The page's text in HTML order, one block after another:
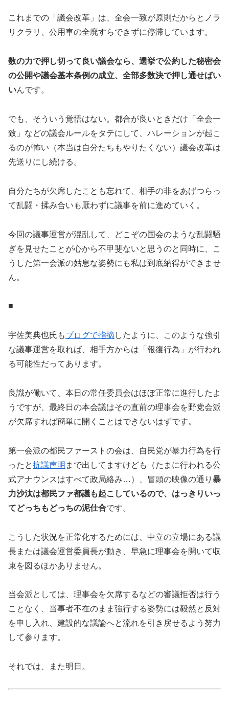
これまでの「議会改革」は、全会一致が原則だからとノラ
リクラリ、公用車の全廃すらできずに停滞しています。
数の力で押し切って良い議会なら、選挙で公約した秘密会
の公開や議会基本条例の成立、全部多数決で押し通せばい
いんです。
でも、そういう覚悟はない。都合が良いときだけ「全会一
致」などの議会ルールをタテにして、ハレーションが起こ
るのが怖い（本当は自分たちもやりたくない）議会改革は
先送りにし続ける。
自分たちが欠席したことも忘れて、相手の非をあげつらっ
て乱闘・揉み合いも厭わずに議事を前に進めていく。
今回の議事運営が混乱して、どこぞの国会のような乱闘騒
ぎを見せたことが心から不甲斐ないと思うのと同時に、こ
うした第一会派の姑息な姿勢にも私は到底納得ができませ
ん。
■
宇佐美典也氏もブログで指摘したように、このような強引
な議事運営を取れば、相手方からは「報復行為」が行われ
る可能性だってあります。
良識が働いて、本日の常任委員会はほぼ正常に進行したよ
うですが、最終日の本会議はその直前の理事会を野党会派
が欠席すれば簡単に開くことはできないはずです。
第一会派の都民ファーストの会は、自民党が暴力行為を行
ったと抗議声明 まで出してますけども（たまに行われる公
式アナウンスはすべて政局絡み…）、冒頭の映像の通り 暴
力沙汰は都民ファ都議も起こしているので、はっきりいっ
てどっちもどっちの泥仕合です。
こうした状況を正常化するためには、中立の立場にある議
長または議会運営委員長が動き、早急に理事会を開いて収
束を図るほかありません。
当会派としては、理事会を欠席するなどの審議拒否は行う
ことなく、当事者不在のまま強行する姿勢には毅然と反対
を申し入れ、建設的な議論へと流れを引き戻せるよう努力
して参ります。
それでは、また明日。